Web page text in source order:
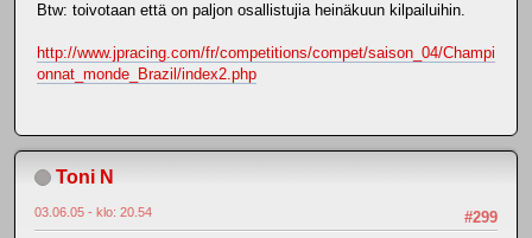
Btw: toivotaan että on paljon osallistujia heinäkuun kilpailuihin.
http://www.jpracing.com/fr/competitions/compet/saison_04/Champi
onnat_monde_Brazil/index2.php
Toni N
#299
03.06.05 - klo: 20.54